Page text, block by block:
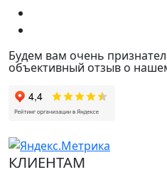
Будем вам очень
объективный отзыв о
КЛИЕНТАМ